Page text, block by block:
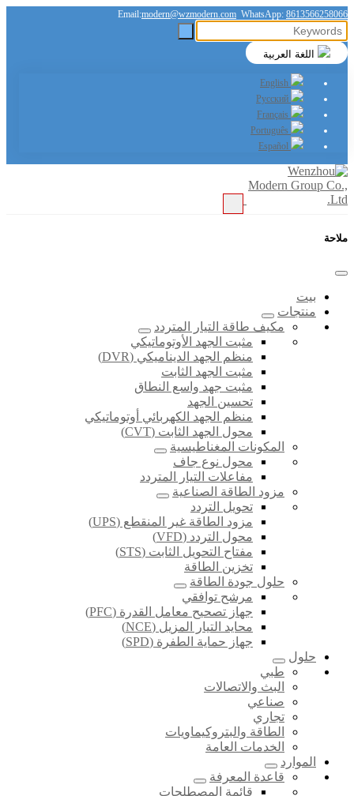
Email:modern@wzmodern.com WhatsApp: 8613566258066
ملاحة
بيت
منتجات
مكيف طاقة التيار المتردد
مثبت الجهد الأوتوماتيكي
منظم الجهد الديناميكي (DVR)
مثبت الجهد الثابت
مثبت جهد واسع النطاق
تحسين الجهد
منظم الجهد الكهربائي أوتوماتيكي
محول الجهد الثابت (CVT)
المكونات المغناطيسية
محول نوع جاف
مفاعلات التيار المتردد
مزود الطاقة الصناعية
تحويل التردد
مزود الطاقة غير المنقطع (UPS)
محول التردد (VFD)
مفتاح التحويل الثابت (STS)
تخزين الطاقة
حلول جودة الطاقة
مرشح توافقي
جهاز تصحيح معامل القدرة (PFC)
محايد التيار المزيل (NCE)
جهاز حماية الطفرة (SPD)
حلول
طبي
البث والاتصالات
صناعي
تجاري
الطاقة والبتروكيماويات
الخدمات العامة
الموارد
قاعدة المعرفة
قائمة المصطلحات